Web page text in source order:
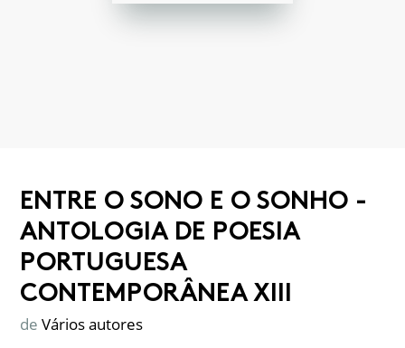
ENTRE O SONO E O SONHO -
ANTOLOGIA DE POESIA
PORTUGUESA
CONTEMPORÂNEA XIII
de Vários autores